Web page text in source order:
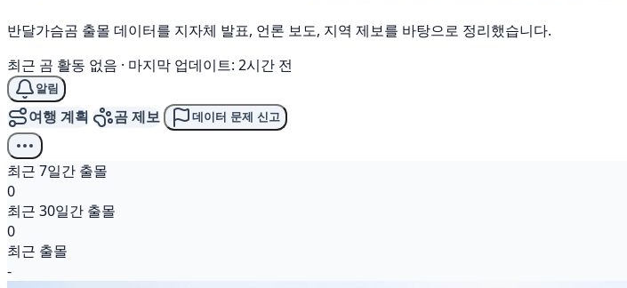
반달가슴곰 출몰 데이터를 지자체 발표, 언론 보도, 지역 제보를 바탕으로 정리했습니다.
최근 곰 활동 없음 · 마지막 업데이트: 2시간 전
알림
여행 계획 곰 제보 데이터 문제 신고
최근 7일간 출몰
0
최근 30일간 출몰
0
최근 출몰
-